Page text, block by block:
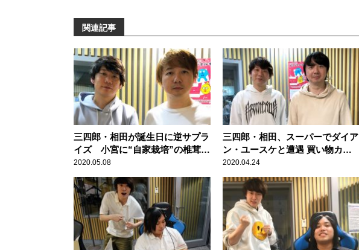
関連記事
三四郎・相田が誕生日に逆サプラ
イズ 小宮に“自家栽培”の椎茸を
プレゼント
2020.05.08
三四郎・相田、スーパーでダイア
ン・ユースケと遭遇 買い物カゴ
の中身に「何を作るんだろう？」
2020.04.24